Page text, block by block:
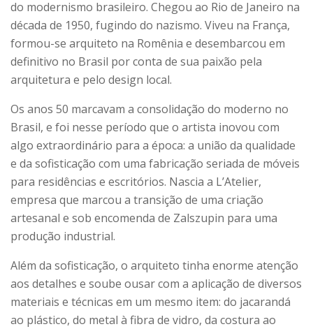
do modernismo brasileiro. Chegou ao Rio de Janeiro na
década de 1950, fugindo do nazismo. Viveu na França,
formou-se arquiteto na Romênia e desembarcou em
definitivo no Brasil por conta de sua paixão pela
arquitetura e pelo design local.
Os anos 50 marcavam a consolidação do moderno no
Brasil, e foi nesse período que o artista inovou com
algo extraordinário para a época: a união da qualidade
e da sofisticação com uma fabricação seriada de móveis
para residências e escritórios. Nascia a L’Atelier,
empresa que marcou a transição de uma criação
artesanal e sob encomenda de Zalszupin para uma
produção industrial.
Além da sofisticação, o arquiteto tinha enorme atenção
aos detalhes e soube ousar com a aplicação de diversos
materiais e técnicas em um mesmo item: do jacarandá
ao plástico, do metal à fibra de vidro, da costura ao